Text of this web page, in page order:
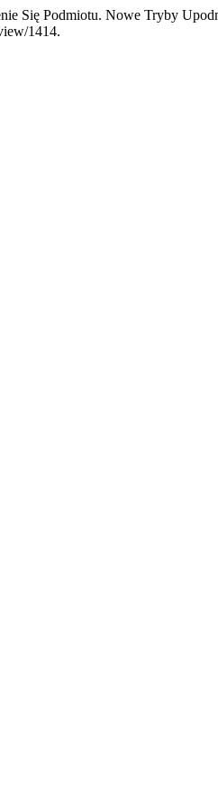
Się Podmiotu. Nowe Tryby
1414.